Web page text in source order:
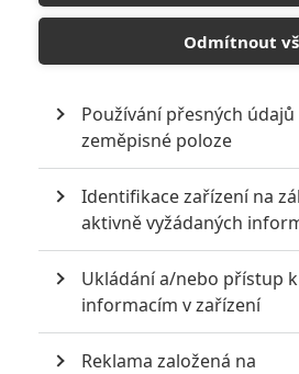
5
Recenze:
zámku
pohádek
8 Recenze:
6
Recenze:
impérium
8 Recenze: Opičí
Odmítnout
Používání přesných údajů
zeměpisné poloze
Identifikace zařízení na
aktivně vyžádaných
Ukládání a/nebo přístup k
informacím v zařízení
Reklama založená na